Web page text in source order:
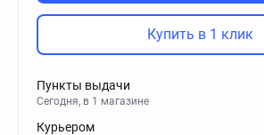
Купить в 1 клик
Пункты выдачи
Сегодня, в 1 магазине
Курьером